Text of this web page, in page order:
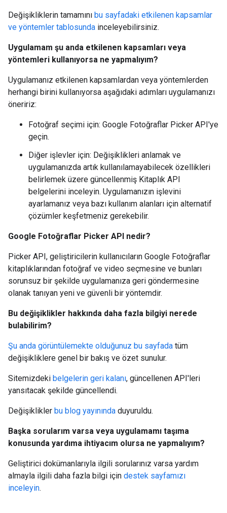
Değişikliklerin tamamını bu sayfadaki etkilenen kapsamlar
ve yöntemler tablosunda inceleyebilirsiniz.
Uygulamam şu anda etkilenen kapsamları veya
yöntemleri kullanıyorsa ne yapmalıyım?
Uygulamanız etkilenen kapsamlardan veya yöntemlerden
herhangi birini kullanıyorsa aşağıdaki adımları uygulamanızı
öneririz:
Fotoğraf seçimi için: Google Fotoğraflar Picker API'ye
geçin.
Diğer işlevler için: Değişiklikleri anlamak ve
uygulamanızda artık kullanılamayabilecek özellikleri
belirlemek üzere güncellenmiş Kitaplık API
belgelerini inceleyin. Uygulamanızın işlevini
ayarlamanız veya bazı kullanım alanları için alternatif
çözümler keşfetmeniz gerekebilir.
Google Fotoğraflar Picker API nedir?
Picker API, geliştiricilerin kullanıcıların Google Fotoğraflar
kitaplıklarından fotoğraf ve video seçmesine ve bunları
sorunsuz bir şekilde uygulamanıza geri göndermesine
olanak tanıyan yeni ve güvenli bir yöntemdir.
Bu değişiklikler hakkında daha fazla bilgiyi nerede
bulabilirim?
Şu anda görüntülemekte olduğunuz bu sayfada tüm
değişikliklere genel bir bakış ve özet sunulur.
Sitemizdeki belgelerin geri kalanı, güncellenen API'leri
yansıtacak şekilde güncellendi.
Değişiklikler bu blog yayınında duyuruldu.
Başka sorularım varsa veya uygulamamı taşıma
konusunda yardıma ihtiyacım olursa ne yapmalıyım?
Geliştirici dokümanlarıyla ilgili sorularınız varsa yardım
almayla ilgili daha fazla bilgi için destek sayfamızı
inceleyin.